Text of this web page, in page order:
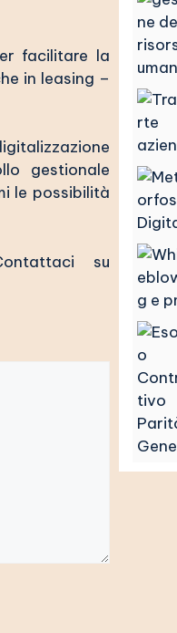
facilitare la
in leasing –
gestionale
le possibilità
su